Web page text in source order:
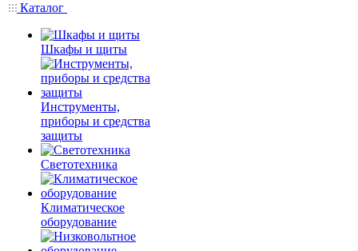
Каталог
Шкафы и щиты
Инструменты,
приборы и средства
защиты
Светотехника
Климатическое
оборудование